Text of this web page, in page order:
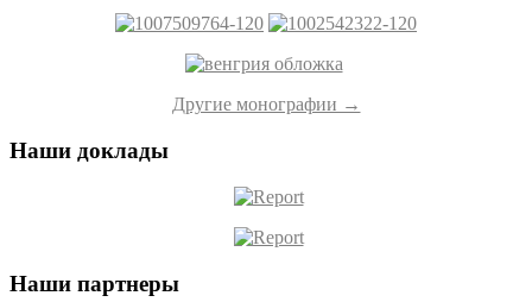
Другие монографии →
Наши доклады
Наши партнеры